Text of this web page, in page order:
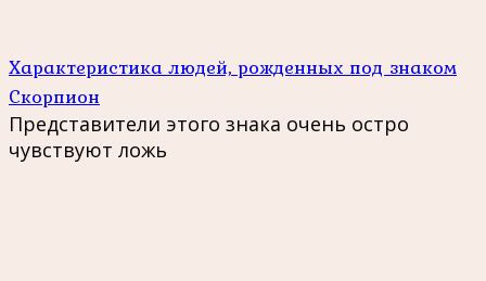
Характеристика людей, рожденных под знаком
Скорпион
Представители этого знака очень остро
чувствуют ложь